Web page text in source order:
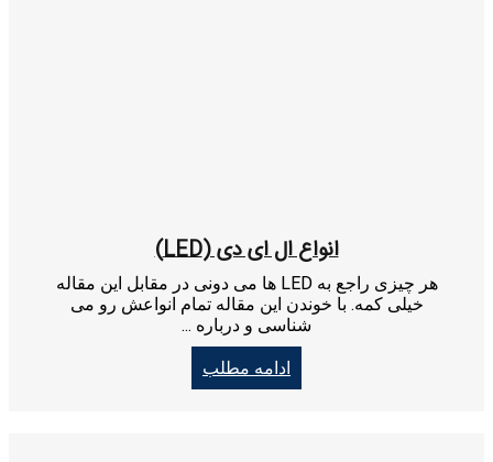
انواع ال ای دی (LED)
هر چیزی راجع به LED ها می دونی در مقابل این مقاله
خیلی کمه. با خوندن این مقاله تمام انواعش رو می
شناسی و درباره ...
ادامه مطلب